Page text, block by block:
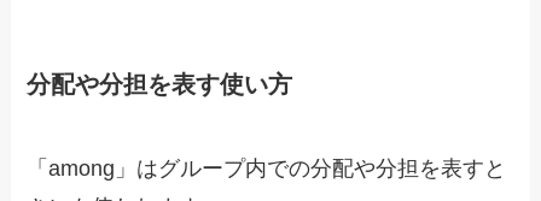
分配や分担を表す使い方
「among」はグループ内での分配や分担を表すと